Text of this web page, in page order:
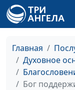
Главная
Духовное
Бог
Как угодить
Как помогает Бог
Любовь в семье